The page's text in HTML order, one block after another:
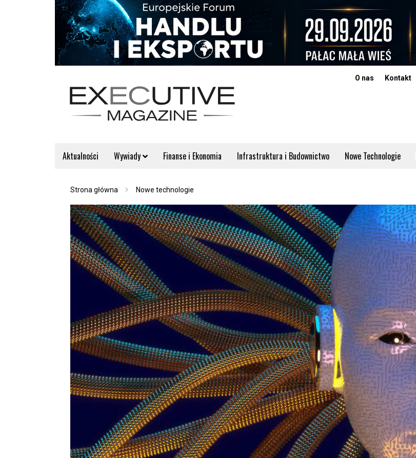
O nas Kontakt
Aktualności Wywiady Finanse i Ekonomia Infrastruktura i Budownictwo Nowe Technologie
Strona główna Nowe technologie